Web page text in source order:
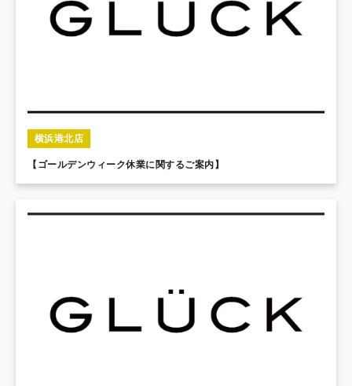
横浜港北店
【ゴールデンウィーク休業に関するご案内】